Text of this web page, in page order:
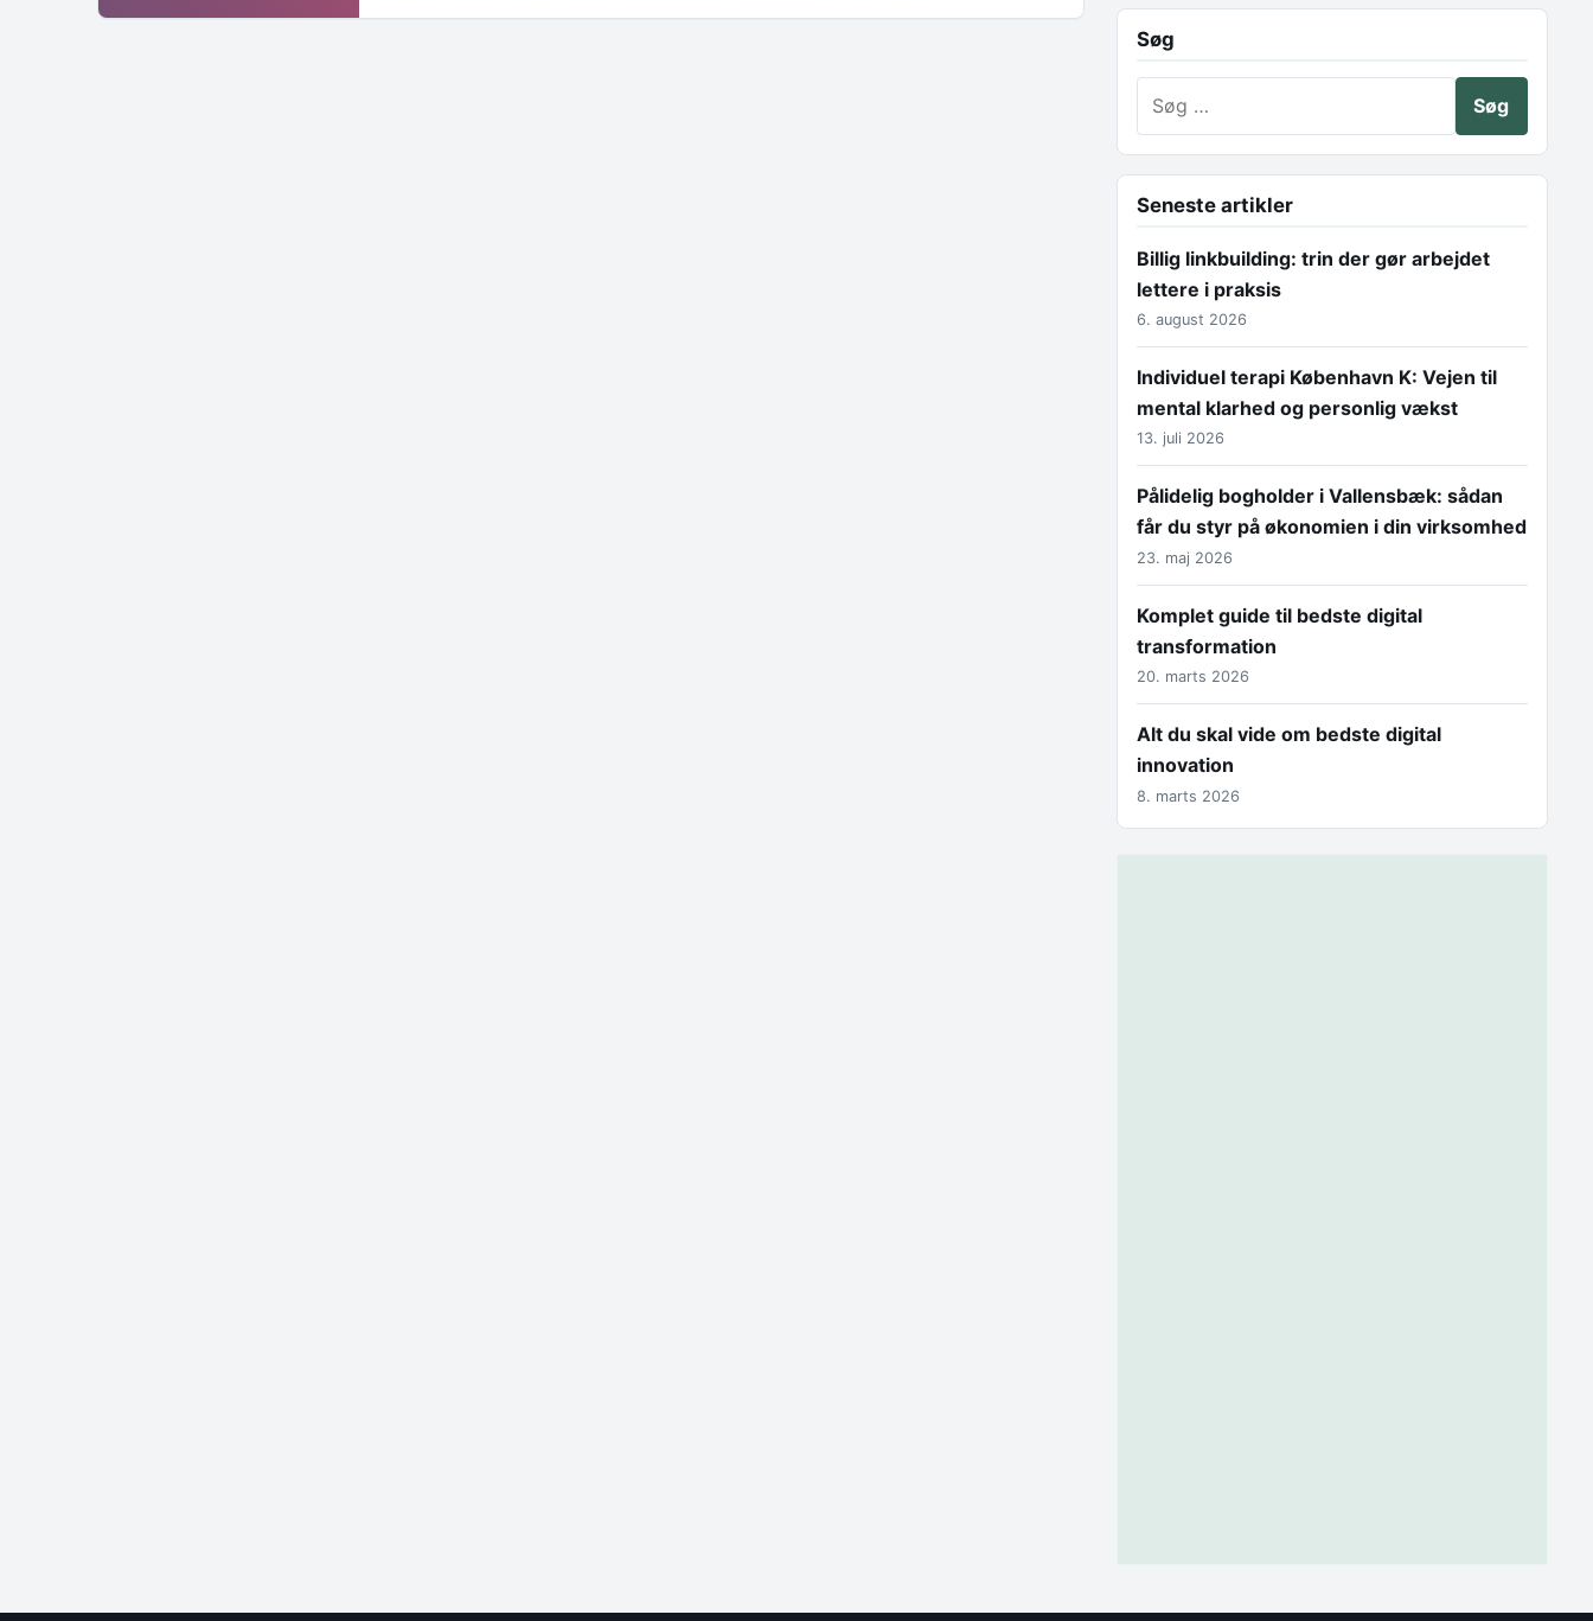
Søg
Seneste artikler
Billig linkbuilding: trin der gør arbejdet
lettere i praksis
6. august 2026
Individuel terapi København K: Vejen til
mental klarhed og personlig vækst
13. juli 2026
Pålidelig bogholder i Vallensbæk: sådan
får du styr på økonomien i din virksomhed
23. maj 2026
Komplet guide til bedste digital
transformation
20. marts 2026
Alt du skal vide om bedste digital
innovation
8. marts 2026